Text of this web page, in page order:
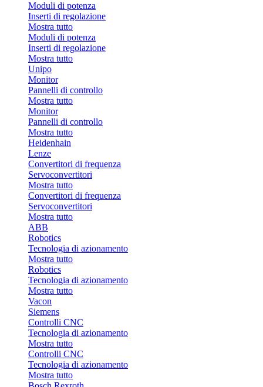
Moduli di potenza
Inserti di regolazione
Mostra tutto
Moduli di potenza
Inserti di regolazione
Mostra tutto
Unipo
Monitor
Pannelli di controllo
Mostra tutto
Monitor
Pannelli di controllo
Mostra tutto
Heidenhain
Lenze
Convertitori di frequenza
Servoconvertitori
Mostra tutto
Convertitori di frequenza
Servoconvertitori
Mostra tutto
ABB
Robotics
Tecnologia di azionamento
Mostra tutto
Robotics
Tecnologia di azionamento
Mostra tutto
Vacon
Siemens
Controlli CNC
Tecnologia di azionamento
Mostra tutto
Controlli CNC
Tecnologia di azionamento
Mostra tutto